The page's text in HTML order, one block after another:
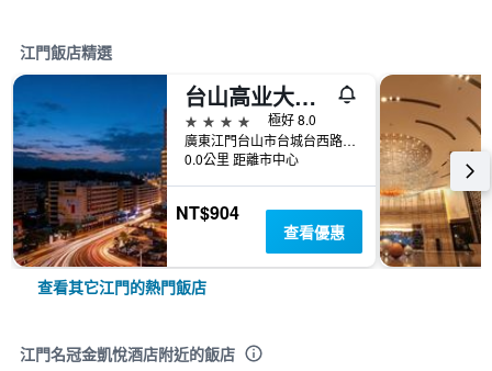
江門飯店精選
台山高业大酒店
4星級
極好 8.0
廣東江門台山市台城台西路220号
0.0公里 距離市中心
NT$904
查看優惠
查看其它江門的熱門飯店
江門名冠金凱悅酒店附近的飯店